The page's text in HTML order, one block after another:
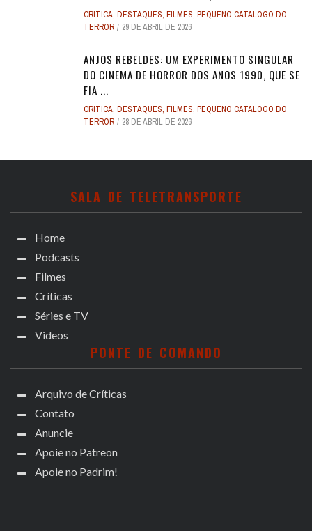
CRÍTICA, DESTAQUES, FILMES, PEQUENO CATÁLOGO DO
TERROR
29 DE ABRIL DE 2026
ANJOS REBELDES: UM EXPERIMENTO SINGULAR
DO CINEMA DE HORROR DOS ANOS 1990, QUE SE
FIA ...
CRÍTICA, DESTAQUES, FILMES, PEQUENO CATÁLOGO DO
TERROR
28 DE ABRIL DE 2026
SALA DE TELETRANSPORTE
Home
Podcasts
Filmes
Críticas
Séries e TV
Videos
PONTE DE COMANDO
Arquivo de Críticas
Contato
Anuncie
Apoie no Patreon
Apoie no Padrim!